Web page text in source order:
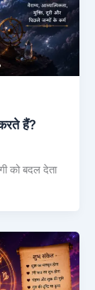
हैं?
को बदल देता